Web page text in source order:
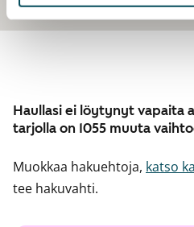
Haullasi ei löytynyt vapaita
tarjolla on 1055 muuta
Muokkaa hakuehtoja, katso
tee hakuvahti.